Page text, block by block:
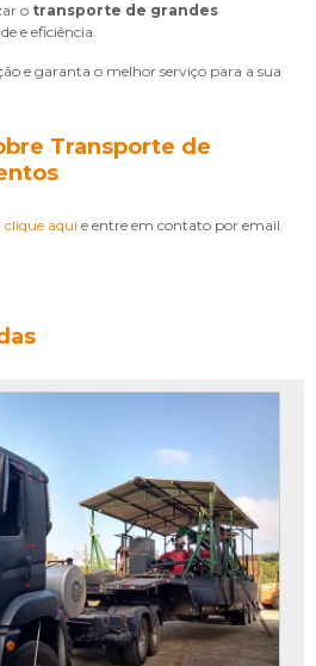
o transporte de grandes
e eficiência.
e garanta o melhor serviço para a sua
Transporte de
clique aqui e entre em contato por email.